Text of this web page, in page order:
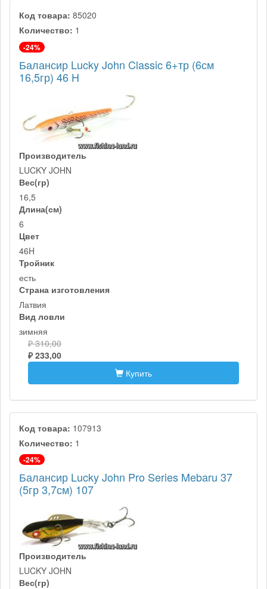
Код товара: 85020
Количество: 1
-24%
Балансир Lucky John Classic 6+тр (6см
16,5гр) 46 H
Производитель
LUCKY JOHN
Вес(гр)
16,5
Длина(см)
6
Цвет
46H
Тройник
есть
Страна изготовления
Латвия
Вид ловли
зимняя
₽ 310,00
₽ 233,00
Купить
Код товара: 107913
Количество: 1
-24%
Балансир Lucky John Pro Series Mebaru 37
(5гр 3,7см) 107
Производитель
LUCKY JOHN
Вес(гр)